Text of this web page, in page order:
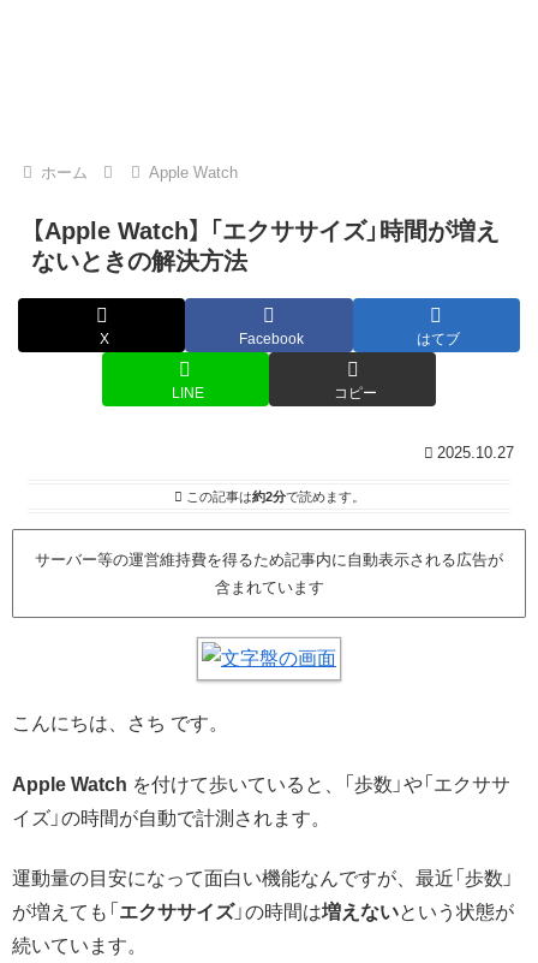
ホーム Apple Watch
【Apple Watch】 「エクササイズ」時間が増え
ないときの解決方法
X Facebook はてブ
LINE コピー
2025.10.27
この記事は約2分で読めます。
サーバー等の運営維持費を得るため記事内に自動表示される広告が
含まれています
こんにちは、さち です。
Apple Watch を付けて歩いていると、「歩数」や「エクササ
イズ」の時間が自動で計測されます。
運動量の目安になって面白い機能なんですが、最近「歩数」
が増えても「 エクササイズ」の時間は増えないという状態が
続いています。